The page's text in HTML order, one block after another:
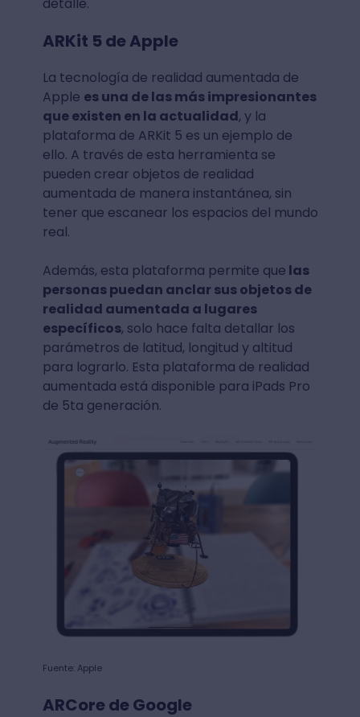
ARKit 5 de Apple
La tecnología de realidad aumentada de
Apple es una de las más impresionantes
que existen en la actualidad, y la
plataforma de ARKit 5 es un ejemplo de
ello. A través de esta herramienta se
pueden crear objetos de realidad
aumentada de manera instantánea, sin
tener que escanear los espacios del mundo
real.
Además, esta plataforma permite que las
personas puedan anclar sus objetos de
realidad aumentada a lugares
específicos, solo hace falta detallar los
parámetros de latitud, longitud y altitud
para lograrlo. Esta plataforma de realidad
aumentada está disponible para iPads Pro
de 5ta generación.
Fuente: Apple
ARCore de Google